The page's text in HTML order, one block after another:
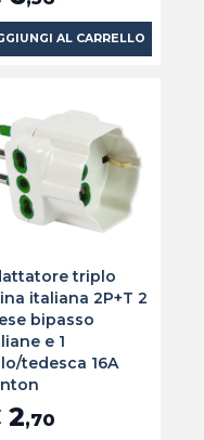
AL CARRELLO
triplo
italiana 2P+T 2
bipasso
e 1
tedesca 16A
2,70